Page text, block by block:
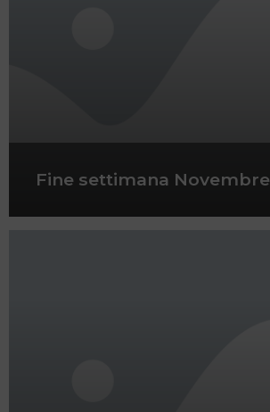
Fine settimana Novembre